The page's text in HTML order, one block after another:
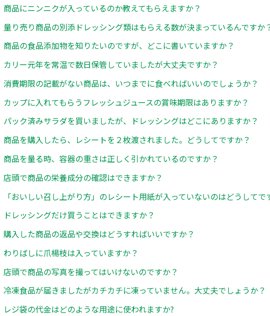
商品にニンニクが入っているのか教えてもらえますか？
量り売り商品の別添ドレッシング類はもらえる数が決まっているんですか
商品の食品添加物を知りたいのですが、どこに書いていますか？
カリー元年を常温で数日保管していましたが大丈夫ですか？
消費期限の記載がない商品は、いつまでに食べればいいのでしょうか？
カップに入れてもらうフレッシュジュースの賞味期限はありますか？
パック済みサラダを買いましたが、ドレッシングはどこにありますか？
商品を購入したら、レシートを２枚渡されました。どうしてですか？
商品を量る時、容器の重さは正しく引かれているのですか？
店頭で商品の栄養成分の確認はできますか？
「おいしい召し上がり方」のレシート用紙が入っていないのはどうしてで
ドレッシングだけ買うことはできますか？
購入した商品の返品や交換はどうすればいいですか？
わりばしに爪楊枝は入っていますか？
店頭で商品の写真を撮ってはいけないのですか？
冷凍食品が届きましたがカチカチに凍っていません。大丈夫でしょうか？
レジ袋の代金はどのような用途に使われますか?